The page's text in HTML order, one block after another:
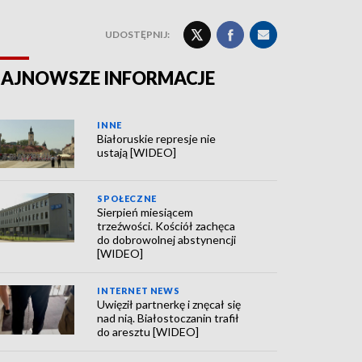
UDOSTĘPNIJ:
INFORMACJE
INNE
Białoruskie represje nie
ustają [WIDEO]
SPOŁECZNE
Sierpień miesiącem
trzeźwości. Kościół zachęca
do dobrowolnej abstynencji
[WIDEO]
INTERNET NEWS
Uwięził partnerkę i znęcał się
nad nią. Białostoczanin trafił
do aresztu [WIDEO]